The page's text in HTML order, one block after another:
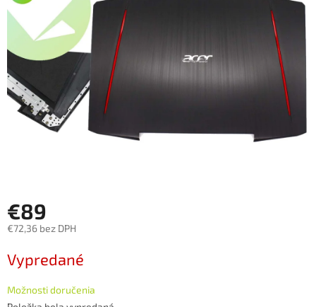
hviezdičiek.
€89
€72,36 bez DPH
cena:
Vypredané
Možnosti doručenia